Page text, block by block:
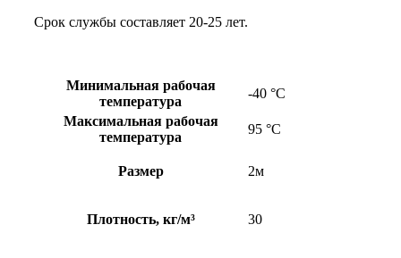
Срок службы составляет 20-25 лет.
Минимальная рабочая
температура
-40 °С
Максимальная рабочая
температура
95 °С
Размер 2м
Плотность, кг/м³ 30